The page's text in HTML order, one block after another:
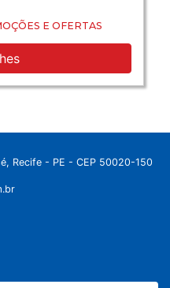
E OFERTAS
Recife - PE - CEP 50020-150